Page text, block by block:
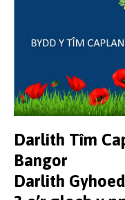
Darlith Tîm
Bangor
Darlith